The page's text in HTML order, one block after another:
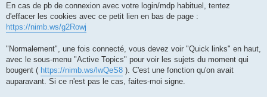
En cas de pb de connexion avec votre login/mdp habituel, tentez
d'effacer les cookies avec ce petit lien en bas de page :
https://nimb.ws/g2Rowj
"Normalement", une fois connecté, vous devez voir "Quick links" en haut,
avec le sous-menu "Active Topics" pour voir les sujets du moment qui
bougent ( https://nimb.ws/lwQeS8 ). C'est une fonction qu'on avait
auparavant. Si ce n'est pas le cas, faites-moi signe.